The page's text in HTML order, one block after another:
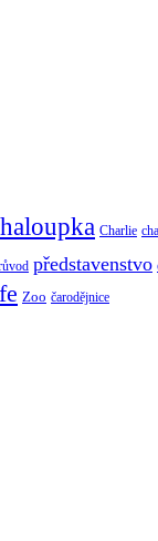
Charlie
představenstvo
Zoo čarodějnice